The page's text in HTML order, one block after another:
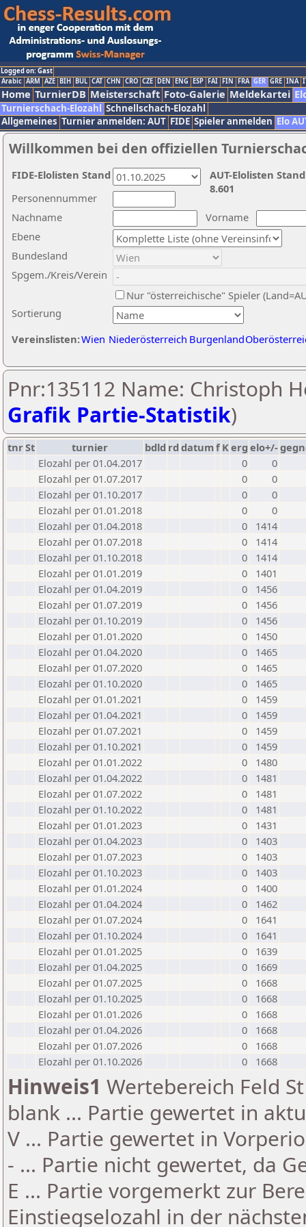
Logged on: Gast
Arabic ARM AZE BIH BUL CAT CHN CRO CZE DEN ENG ESP FAI FIN FRA GER GRE INA
Home TurnierDB Meisterschaft Foto-Galerie Meldekartei
Turnierschach-Elozahl Schnellschach-Elozahl
Allgemeines Turnier anmelden: AUT FIDE Spieler anmelden Elo
Willkommen bei den offiziellen
Nachname
Vorname
Ebene
Sortierung
Personennummer
Bundesland
Spgem./Kreis/Verein
Nur "österreichische" Spieler
Vereinslisten:Wien Niederösterreich Burgenland
AUT-Elolisten
8.601
FIDE-Elolisten Stand
Pnr:135112 Name: Christoph
Grafik Partie-Statistik)
tnrSt turnier bdld rd datumf Kerg elo+/-
Elozahl per 01.04.2017
0
0
Elozahl per 01.07.2017
0
0
Elozahl per 01.10.2017
0
0
Elozahl per 01.01.2018
0
0
Elozahl per 01.04.2018
0
1414
Elozahl per 01.07.2018
0
1414
Elozahl per 01.10.2018
0
1414
Elozahl per 01.01.2019
0
1401
Elozahl per 01.04.2019
0
1456
Elozahl per 01.07.2019
0
1456
Elozahl per 01.10.2019
0
1456
Elozahl per 01.01.2020
0
1450
Elozahl per 01.04.2020
0
1465
Elozahl per 01.07.2020
0
1465
Elozahl per 01.10.2020
0
1465
Elozahl per 01.01.2021
0
1459
Elozahl per 01.04.2021
0
1459
Elozahl per 01.07.2021
0
1459
Elozahl per 01.10.2021
0
1459
Elozahl per 01.01.2022
0
1480
Elozahl per 01.04.2022
0
1481
Elozahl per 01.07.2022
0
1481
Elozahl per 01.10.2022
0
1481
Elozahl per 01.01.2023
0
1431
Elozahl per 01.04.2023
0
1403
Elozahl per 01.07.2023
0
1403
Elozahl per 01.10.2023
0
1403
Elozahl per 01.01.2024
0
1400
Elozahl per 01.04.2024
0
1462
Elozahl per 01.07.2024
0
1641
Elozahl per 01.10.2024
0
1641
Elozahl per 01.01.2025
0
1639
Elozahl per 01.04.2025
0
1669
Elozahl per 01.07.2025
0
1668
Elozahl per 01.10.2025
0
1668
Elozahl per 01.01.2026
0
1668
Elozahl per 01.04.2026
0
1668
Elozahl per 01.07.2026
0
1668
Elozahl per 01.10.2026
0 1668
Hinweis1 Wertebereich Feld
blank ... Partie gewertet in
V ... Partie gewertet in
- ... Partie nicht gewertet, da
E ... Partie vorgemerkt zur
Einstiegselozahl in der